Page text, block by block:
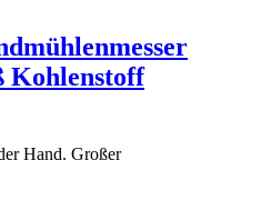
Kohlenstoff
Hand. Großer